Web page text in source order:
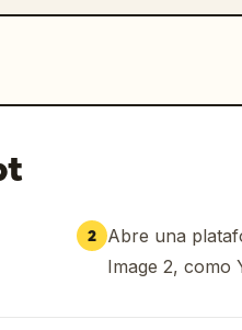
2 Abre una
Image 2, como